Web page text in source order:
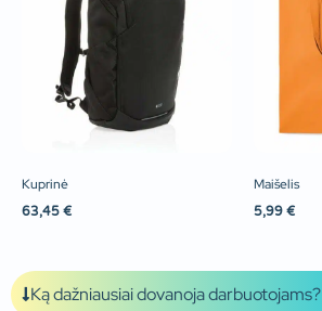
Kuprinė
63,45 €
Maišelis
5,99 €
Ką dažniausiai dovanoja darbuotojams?